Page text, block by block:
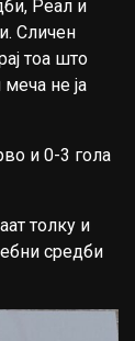
Реал и
Сличен
тоа што
не ја
и 0-3 гола
толку и
средби